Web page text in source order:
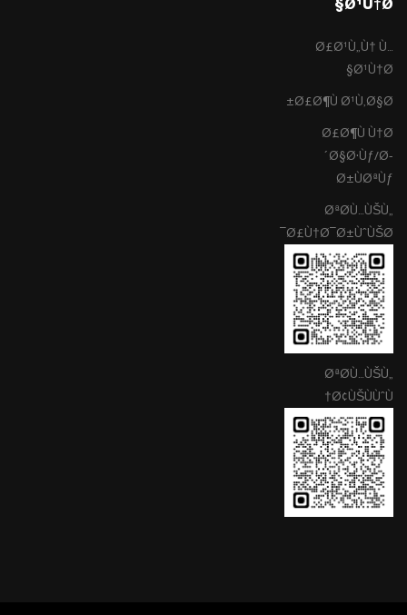
Ø¹Ù†Ø§
Ø£Ø¹Ù„Ù† Ù…
Ø¹Ù†Ø§
Ø£Ø¶Ù Ø¹Ù‚Ø§Ø±
Ø£Ø¶Ù Ù†Ø
´Ø§Ø·Ùƒ/Ø­
Ø±ÙØªÙƒ
ØªØ­Ù…ÙŠÙ„
Ø£Ù†Ø¯Ø±ÙˆÙŠØ¯
ØªØ­Ù…ÙŠÙ„
Ø¢ÙŠÙÙˆÙ†